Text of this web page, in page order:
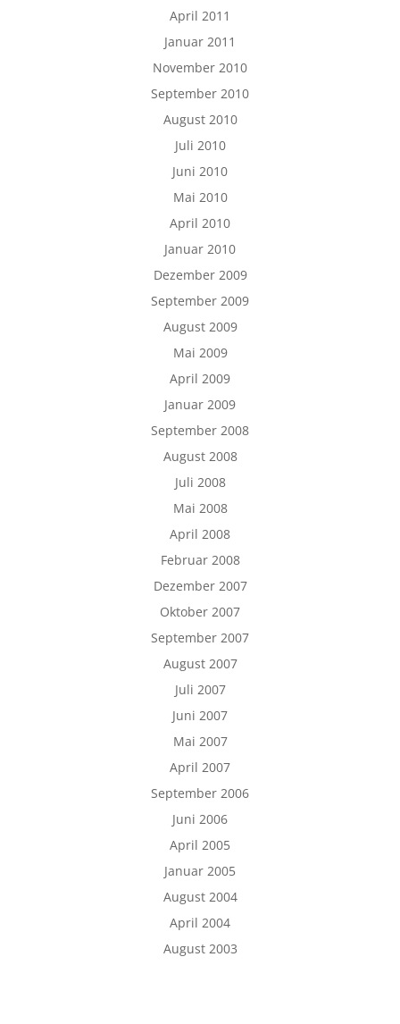
April 2011
Januar 2011
November 2010
September 2010
August 2010
Juli 2010
Juni 2010
Mai 2010
April 2010
Januar 2010
Dezember 2009
September 2009
August 2009
Mai 2009
April 2009
Januar 2009
September 2008
August 2008
Juli 2008
Mai 2008
April 2008
Februar 2008
Dezember 2007
Oktober 2007
September 2007
August 2007
Juli 2007
Juni 2007
Mai 2007
April 2007
September 2006
Juni 2006
April 2005
Januar 2005
August 2004
April 2004
August 2003